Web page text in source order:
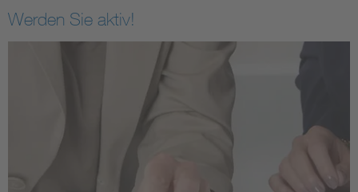
Werden Sie aktiv!